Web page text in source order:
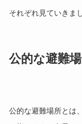
それぞれ見ていきま
公的な避難
公的な避難場所とは